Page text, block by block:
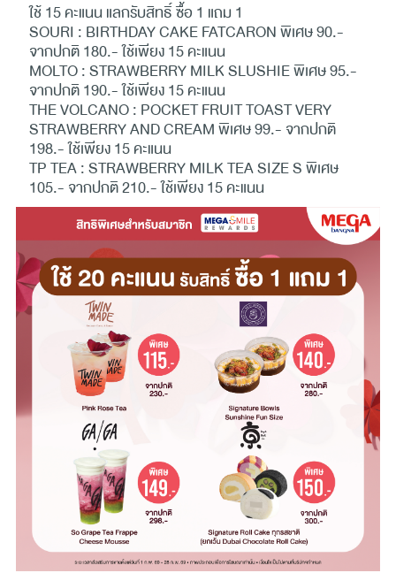
ใช้ 15 คะแนน แลกรับสิทธิ์ ซื้อ 1 แถม 1
SOURI : BIRTHDAY CAKE FATCARON พิเศษ 90.-
จากปกติ 180.- ใช้เพียง 15 คะแนน
MOLTO : STRAWBERRY MILK SLUSHIE พิเศษ 95.-
จากปกติ 190.- ใช้เพียง 15 คะแนน
THE VOLCANO : POCKET FRUIT TOAST VERY
STRAWBERRY AND CREAM พิเศษ 99.- จากปกติ
198.- ใช้เพียง 15 คะแนน
TP TEA : STRAWBERRY MILK TEA SIZE S พิเศษ
105.- จากปกติ 210.- ใช้เพียง 15 คะแนน